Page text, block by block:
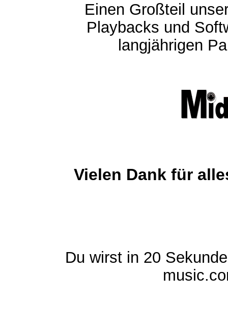
Einen Großteil
Playbacks und
langjährigen
Vielen Dank für
Du wirst in 20